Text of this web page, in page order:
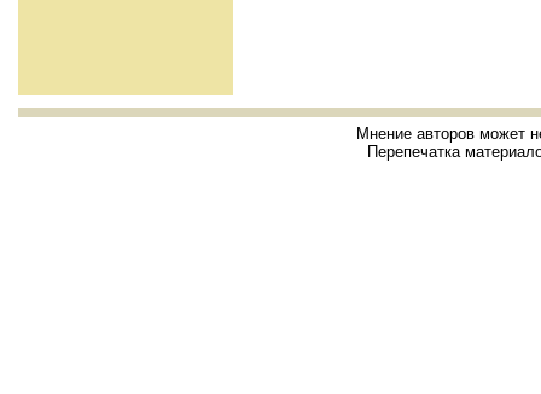
Мнение авторов может
Перепечатка